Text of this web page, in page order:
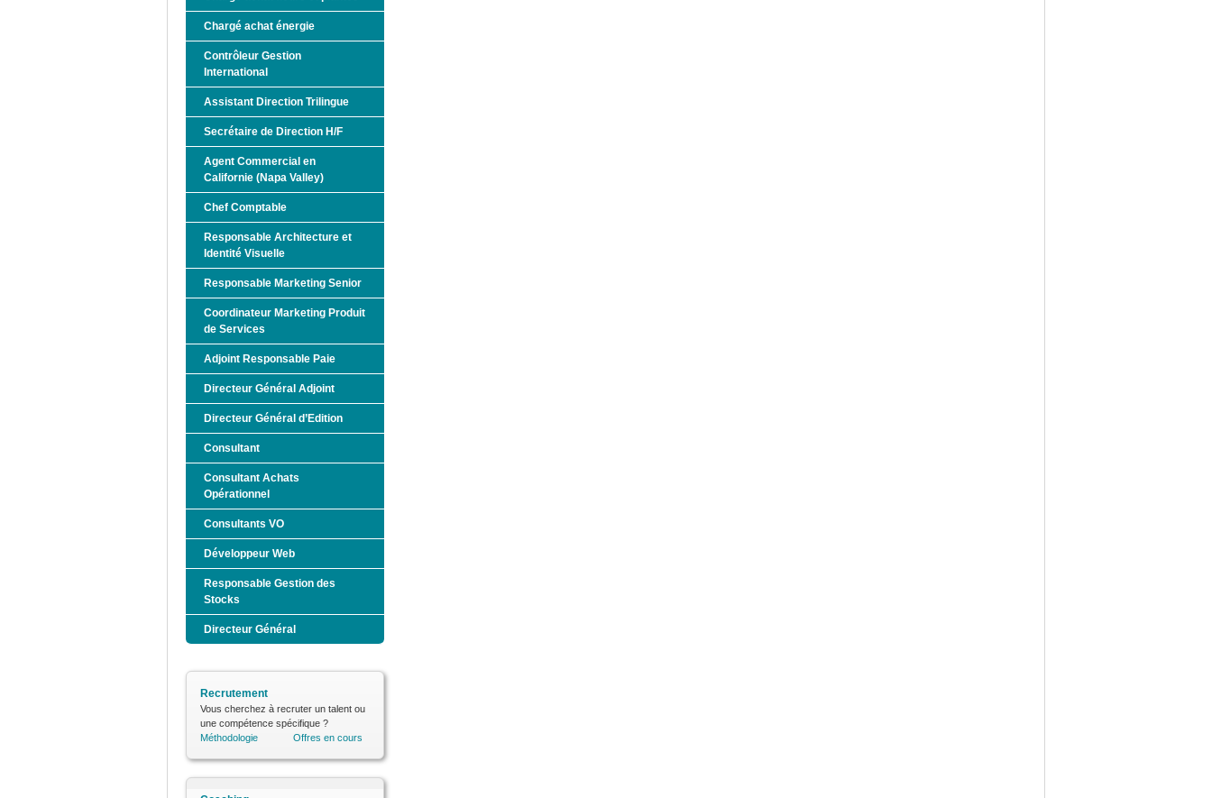
Chargé achat énergie
Contrôleur Gestion
International
Assistant Direction Trilingue
Secrétaire de Direction H/F
Agent Commercial en
Californie (Napa Valley)
Chef Comptable
Responsable Architecture et
Identité Visuelle
Responsable Marketing Senior
Coordinateur Marketing Produit
de Services
Adjoint Responsable Paie
Directeur Général Adjoint
Directeur Général d’Edition
Consultant
Consultant Achats
Opérationnel
Consultants VO
Développeur Web
Responsable Gestion des
Stocks
Directeur Général
Recrutement
Vous cherchez à recruter un talent ou
une compétence spécifique ?
Méthodologie
Offres en cours